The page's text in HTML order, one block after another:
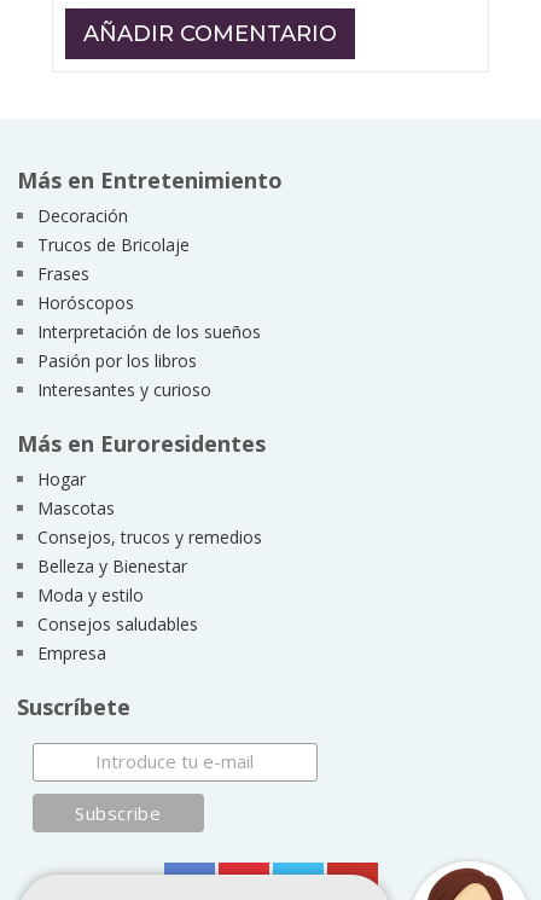
Más en Entretenimiento
Decoración
Trucos de Bricolaje
Frases
Horóscopos
Interpretación de los sueños
Pasión por los libros
Interesantes y curioso
Más en Euroresidentes
Hogar
Mascotas
Consejos, trucos y remedios
Belleza y Bienestar
Moda y estilo
Consejos saludables
Empresa
Suscríbete